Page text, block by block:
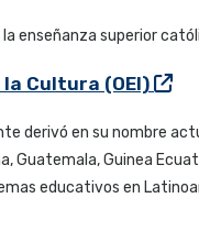
enseñanza superior
Cultura (OEI)
derivó en su nombre
Guatemala, Guinea
educativos en